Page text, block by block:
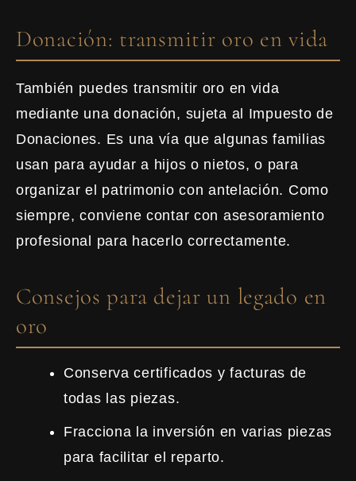
Donación: transmitir oro en vida
También puedes transmitir oro en vida
mediante una donación, sujeta al Impuesto de
Donaciones. Es una vía que algunas familias
usan para ayudar a hijos o nietos, o para
organizar el patrimonio con antelación. Como
siempre, conviene contar con asesoramiento
profesional para hacerlo correctamente.
Consejos para dejar un legado en
oro
Conserva certificados y facturas de
todas las piezas.
Fracciona la inversión en varias piezas
para facilitar el reparto.